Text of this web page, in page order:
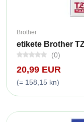
Brother
etikete Brother
(0)
20,99 EUR
(= 158,15 kn)